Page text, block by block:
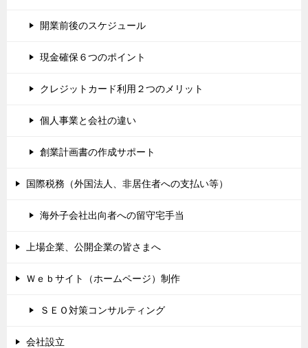
開業前後のスケジュール
現金確保６つのポイント
クレジットカード利用２つのメリット
個人事業と会社の違い
創業計画書の作成サポート
国際税務（外国法人、非居住者への支払い等）
海外子会社出向者への留守宅手当
上場企業、公開企業の皆さまへ
Ｗｅｂサイト（ホームページ）制作
ＳＥＯ対策コンサルティング
会社設立